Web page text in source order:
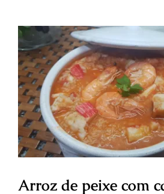
Sobre
Loja
Blog
Contactos
Arroz de peixe com